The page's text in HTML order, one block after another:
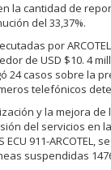
la cantidad de
del 33,37%.
por
de USD $10. 4
24 casos sobre la
telefónicos
y la mejora
del servicios
911-
suspendidas